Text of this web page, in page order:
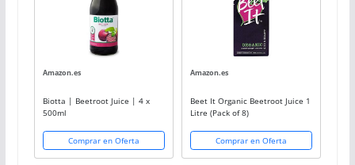
Amazon.es
Biotta | Beetroot Juice | 4 x
500ml
Comprar en Oferta
Amazon.es
Beet It Organic Beetroot Juice 1
Litre (Pack of 8)
Comprar en Oferta